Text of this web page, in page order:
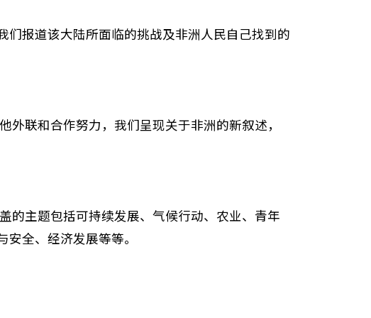
们报道该大陆所面临的挑战及非洲人民自己找到的
联和合作努力，我们呈现关于非洲的新叙述，
的主题包括可持续发展、气候行动、农业、青年
全、经济发展等等。